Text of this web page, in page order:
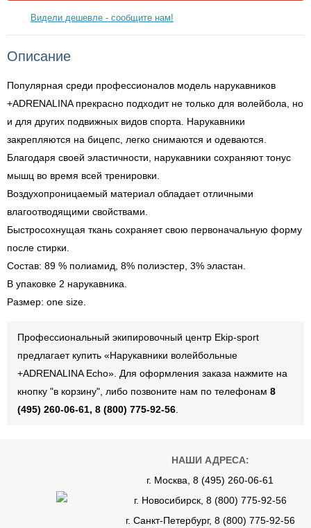
Видели дешевле - сообщите нам!
Описание
Популярная среди профессионалов модель нарукавников
+ADRENALINA прекрасно подходит не только для волейбола, но
и для других подвижных видов спорта. Нарукавники
закрепляются на бицепс, легко снимаются и одеваются.
Благодаря своей эластичности, нарукавники сохраняют тонус
мышц во время всей тренировки.
Воздухопроницаемый материал обладает отличными
влагоотводящими свойствами.
Быстросохнущая ткань сохраняет свою первоначальную форму
после стирки.
Состав: 89 % полиамид, 8% полиэстер, 3% эластан.
В упаковке 2 нарукавника.
Размер: one size.
Профессиональный экипировочный центр Ekip-sport
предлагает купить «Нарукавники волейбольные
+ADRENALINA Echo». Для оформления заказа нажмите на
кнопку "в корзину", либо позвоните нам по телефонам 8
(495) 260-06-61, 8 (800) 775-92-56
НАШИ АДРЕСА:
г. Москва, 8 (495) 260-06-61
г. Новосибирск, 8 (800) 775-92-56
г. Санкт-Петербург, 8 (800) 775-92-56